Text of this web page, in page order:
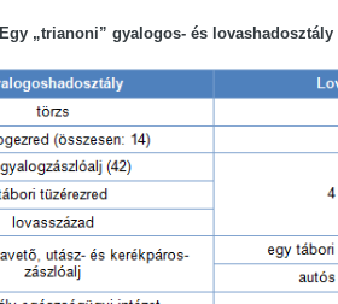
Egy „trianoni” gyalogos- és lovashadosztály